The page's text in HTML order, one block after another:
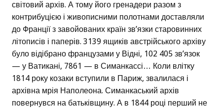
світовий архів. А тому його гренадери разом з
контрибуцією і живописними полотнами доставляли
до Франції з завойованих країн зв’язки старовинних
літописів і паперів. 3139 ящиків австрійського архіву
було відібрано французами у Відні, 102 405 зв’язок
— у Ватикані, 7861 — в Симанкассі… Коли влітку
1814 року козаки вступили в Париж, звалилася і
архівна мрія Наполеона. Симанкаський архів
повернувся на батьківщину. А в 1844 році перший не